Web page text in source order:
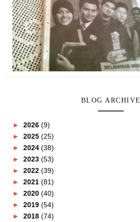
BLOG ARCHIVE
► 2026 (9)
► 2025 (25)
► 2024 (38)
► 2023 (53)
► 2022 (39)
► 2021 (81)
► 2020 (40)
► 2019 (54)
► 2018 (74)